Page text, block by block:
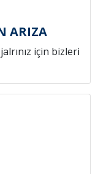
ARIZA
için bizleri